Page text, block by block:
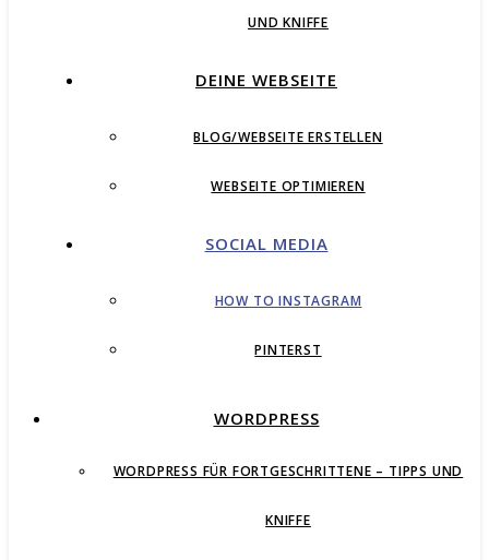
UND KNIFFE
DEINE WEBSEITE
BLOG/WEBSEITE ERSTELLEN
WEBSEITE OPTIMIEREN
SOCIAL MEDIA
HOW TO INSTAGRAM
PINTERST
WORDPRESS
WORDPRESS FÜR FORTGESCHRITTENE – TIPPS UND
KNIFFE